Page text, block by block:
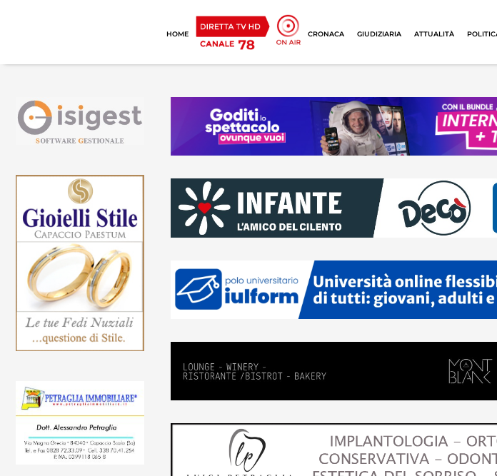
HOME CRONACA GIUDIZIARIA ATTUALITÀ